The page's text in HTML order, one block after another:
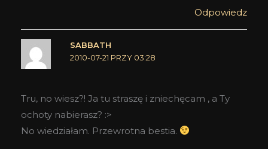
Odpowiedz
SABBATH
2010-07-21 PRZY 03:28
Tru, no wiesz?! Ja tu straszę i zniechęcam , a Ty
ochoty nabierasz? :>
No wiedziałam. Przewrotna bestia.